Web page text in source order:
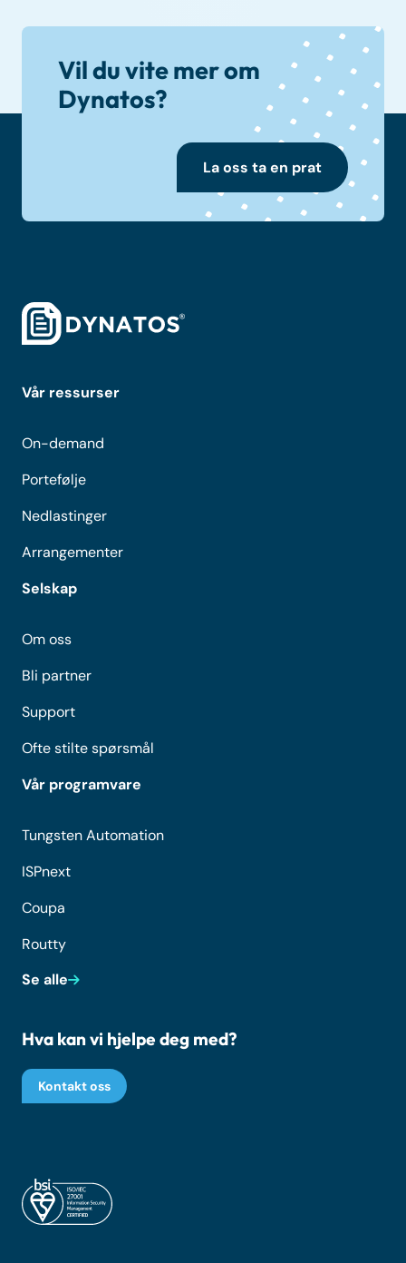
Vil du vite mer om
Dynatos?
La oss ta en prat
Vår ressurser
On-demand
Portefølje
Nedlastinger
Arrangementer
Selskap
Om oss
Bli partner
Support
Ofte stilte spørsmål
Vår programvare
Tungsten Automation
ISPnext
Coupa
Routty
Se alle
Hva kan vi hjelpe deg med?
Kontakt oss